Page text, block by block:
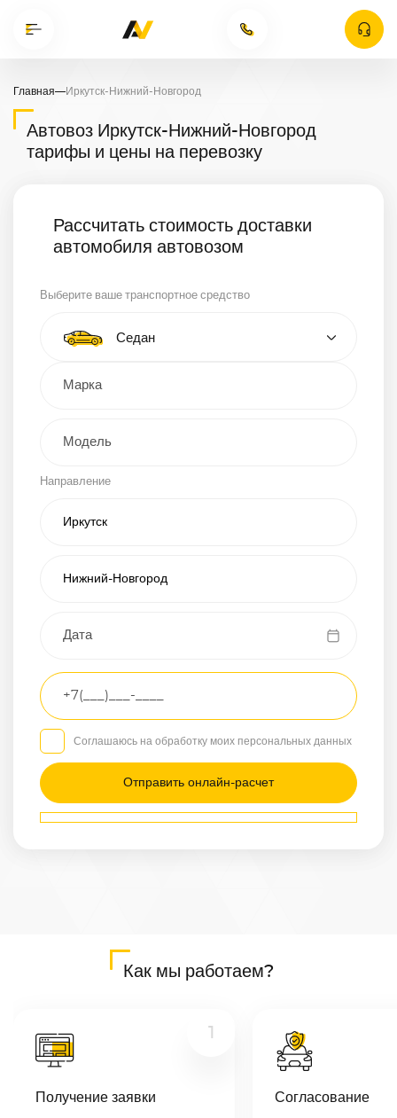
Главная—Иркутск-Нижний-Новгород
Автовоз Иркутск-Нижний-Новгород
тарифы и цены на перевозку
Рассчитать стоимость доставки
автомобиля автовозом
Выберите ваше транспортное средство
Тип автомобиля
Седан
Кроссовер
Грузовой
Другое
Направление
Транспортное
средство
Седан
/
Маршрут
Иркутск —
минут наш
Соглашаюсь на обработку моих персональных данных
Как мы работаем?
1
Получение заявки Согласование